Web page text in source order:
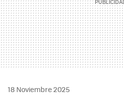
18 Noviembre 2025